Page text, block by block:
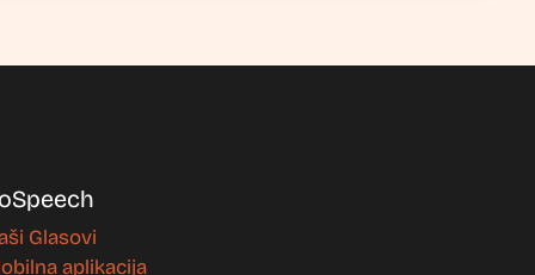
Glasovi
aplikacija